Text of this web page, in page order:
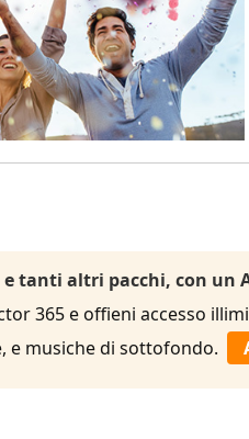
tanti altri pacchi, con un
365 e offieni accesso
e musiche di sottofondo.